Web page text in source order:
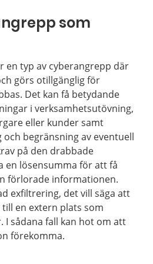
som
en typ av cyberangrepp där
görs otillgänglig för
Det kan få betydande
i verksamhetsutövning,
eller kunder samt
begränsning av eventuell
på den drabbade
en lösensumma för att få
förlorade informationen.
exfiltrering, det vill säga att
en extern plats som
sådana fall kan hot om att
förekomma.